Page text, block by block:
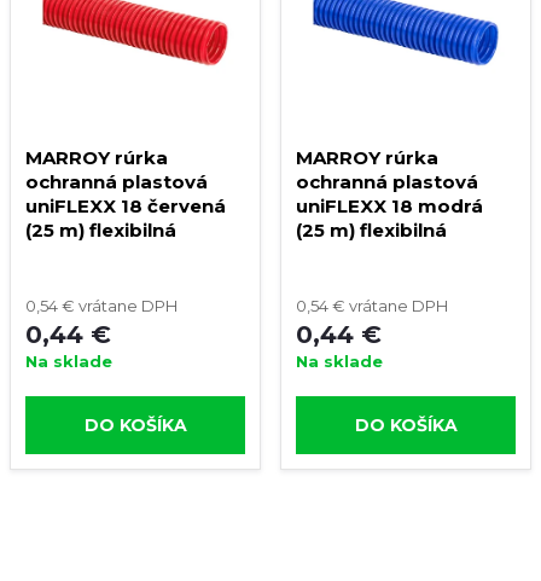
MARROY rúrka
ochranná plastová
uniFLEXX 18 červená
(25 m) flexibilná
0,54 € vrátane DPH
0,44 €
Na sklade
DO KOŠÍKA
MARROY rúrka
ochranná plastová
uniFLEXX 18 modrá
(25 m) flexibilná
0,54 € vrátane DPH
0,44 €
Na sklade
DO KOŠÍKA